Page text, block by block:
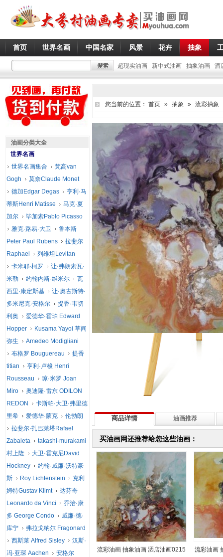
首页 世界名画 中国名家 风景 花卉 抽象
超现实油画 新中式油画 抽象油画 酒
您当前的位置： 首页 » 抽象 » 流彩抽象
商品详情 油画推荐
买油画网还推荐给您这些油画：
流彩油画 抽象油画 洒店油画0215 流彩油画
油画分类大全
世界名画
世界名画集合
梵高van
Gogh
莫奈Claude Monet
德加Edgar Degas
亨利·马
蒂斯Henri Matisse
马克·夏
加尔
毕加索Pablo Picasso
雅克·路易·大卫
鲁本斯
Peter Paul Rubens
拉斐尔
Raphael
列维坦Levitan
卡米耶·柯罗
让·弗朗索瓦·
米勒
约翰内斯·维米尔
瓦
西里·康定斯基
让·奥古斯特·
多米尼克·安格尔
提香·韦切
利奥
爱德华·霍珀 Edward
Hopper
Kusama Yayoi 草间
弥生
Amedeo Modigliani
布格罗 Bouguereau
提香
titian
亨利·卢梭 Henri
Rousseau
琼·米罗 Joan
Miro
奥迪隆·雷东 ODILON
REDON
卡斯帕·大卫·弗里德
里希
爱德华·蒙克
伦勃朗
拉斐尔·扎巴莱塔Rafael
Zabaleta
takashi-murakami
村上隆
大卫·霍克尼David
Hockney
约翰·威廉·沃特豪
斯
Roy Lichtenstein
克利
姆特Gustav Klimt
达芬奇
Leonardo da Vinci
乔治·康
多 George Condo
威廉·德·
库宁
弗拉戈纳尔 Fragonard
西斯莱 Alfred Sisley
汉斯·
冯·亚琛 Aachen
安格尔